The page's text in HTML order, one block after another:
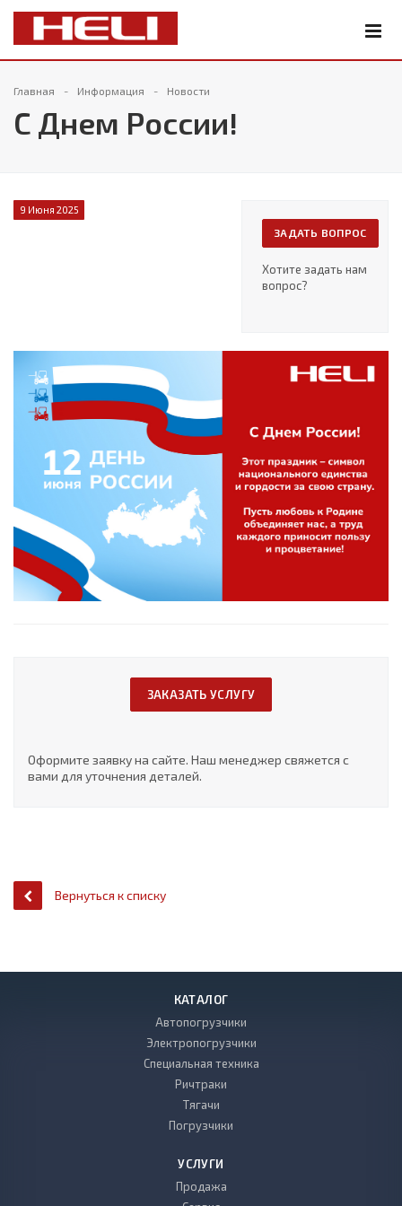
Главная Информация Новости
С Днем России!
ЗАДАТЬ ВОПРОС
Хотите задать нам
вопрос?
9 Июня 2025
ЗАКАЗАТЬ УСЛУГУ
Оформите заявку на сайте. Наш менеджер свяжется с
вами для уточнения деталей.
Вернуться к списку
КАТАЛОГ
Автопогрузчики
Электропогрузчики
Специальная техника
Ричтраки
Тягачи
Погрузчики
УСЛУГИ
Продажа